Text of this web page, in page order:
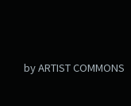
by ARTIST COMMONS